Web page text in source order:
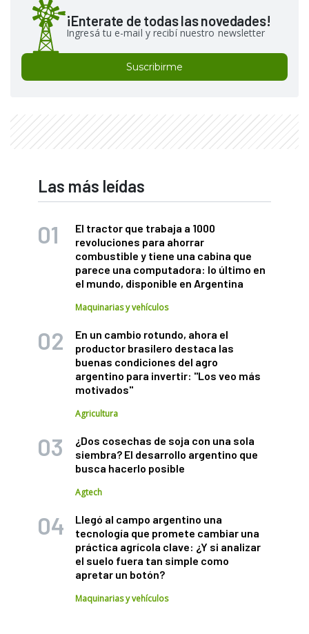
¡Enterate de todas las novedades!
Ingresá tu e-mail y recibí nuestro newsletter
Suscribirme
Las más leídas
El tractor que trabaja a 1000
revoluciones para ahorrar
combustible y tiene una cabina que
parece una computadora: lo último en
el mundo, disponible en Argentina
Maquinarias y vehículos
En un cambio rotundo, ahora el
productor brasilero destaca las
buenas condiciones del agro
argentino para invertir: "Los veo más
motivados"
Agricultura
¿Dos cosechas de soja con una sola
siembra? El desarrollo argentino que
busca hacerlo posible
Agtech
Llegó al campo argentino una
tecnología que promete cambiar una
práctica agrícola clave: ¿Y si analizar
el suelo fuera tan simple como
apretar un botón?
Maquinarias y vehículos